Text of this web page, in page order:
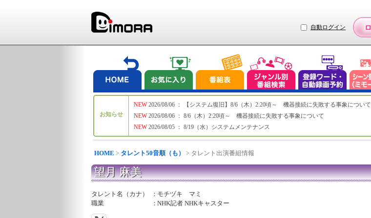
自動ログイン
お知らせ
NEW
NEW
NEW
2026/08/06 ： 【システム復旧】8/6（木）2:20頃～ 機器接続に失敗する事象について
2026/08/06 ： 8/6（木）2:20頃～ 機器接続に失敗する事象について
2026/08/05 ： 8/19（水）システムメンテナンス
HOME > タレント50音順（も） > タレント出演番組情報
望月 麻美
タレント名（カナ） ： モチヅキ マミ
職業
：NHK記者 NHKキャスター